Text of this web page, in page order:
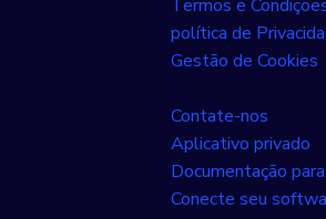
Termos e
política de
Gestão de Cookies
Contate-nos
Aplicativo privado
Documentação
Conecte seu